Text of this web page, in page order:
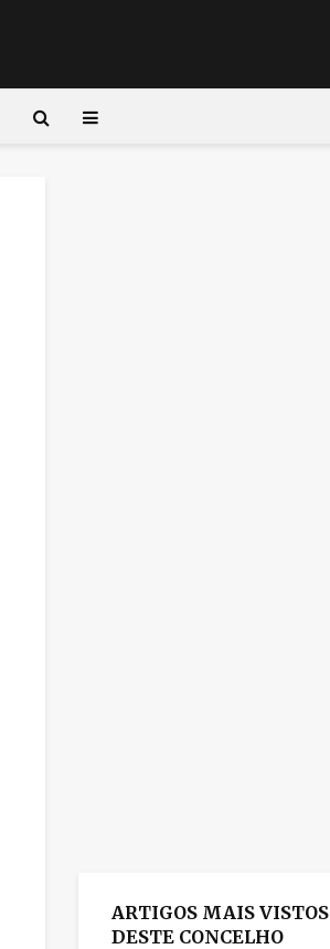
ARTIGOS MAIS VISTOS
DESTE CONCELHO